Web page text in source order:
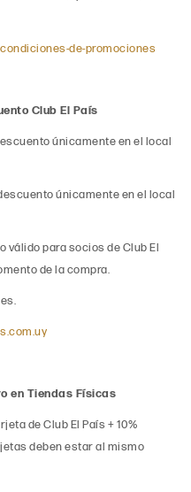
de-promociones
Club El País
únicamente en el local
únicamente en el local
válido para socios de Club El
de la compra.
en Tiendas Físicas
de Club El País + 10%
deben estar al mismo